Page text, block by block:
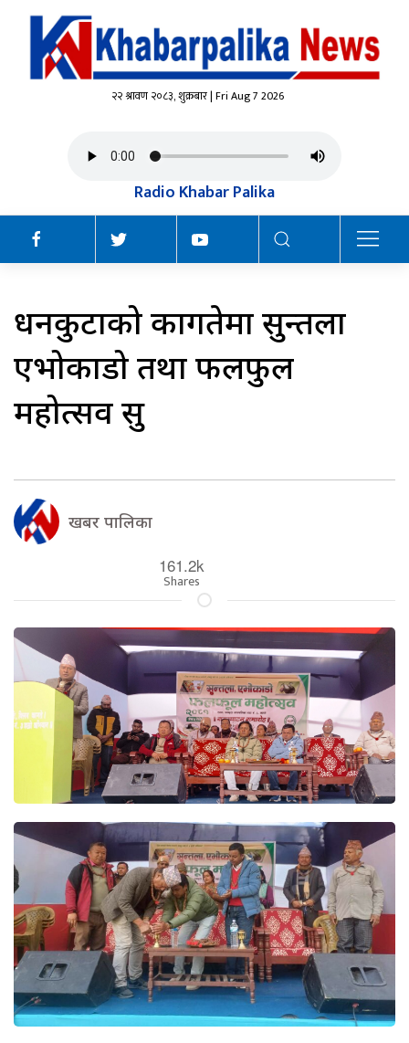
२२ श्रावण २०८३, शुक्रबार | Fri Aug 7 2026
Radio Khabar Palika
धनकुटाको कागतेमा सुन्तला
एभोकाडो तथा फलफुल
महोत्सव सुरु
खबर पालिका
161.2k
Shares